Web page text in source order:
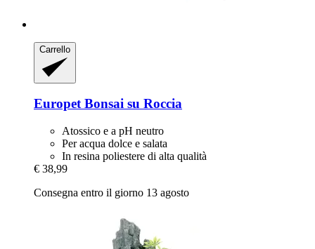
Carrello
EuropetBonsai su Roccia
Atossico e a pH neutro
Per acqua dolce e salata
In resina poliestere di alta qualità
€ 38,99
Consegna entro il giorno 13 agosto